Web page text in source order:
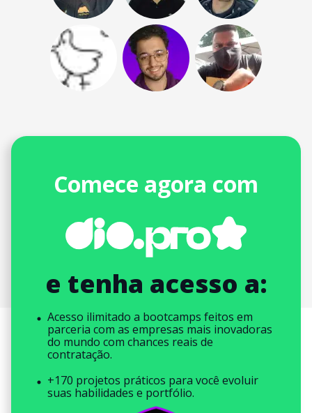
Comece agora com
e tenha acesso a:
Acesso ilimitado a bootcamps feitos em
parceria com as empresas mais inovadoras
do mundo com chances reais de
contratação.
+170 projetos práticos para você evoluir
suas habilidades e portfólio.